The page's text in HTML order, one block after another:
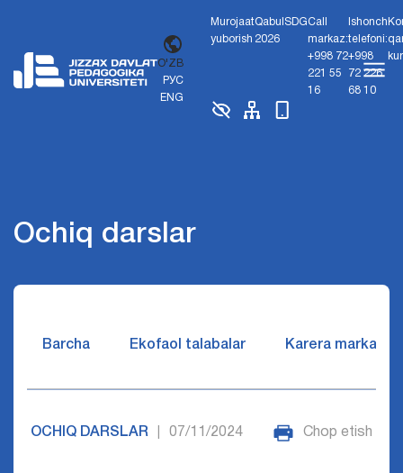
O'ZB
РУС
ENG
Murojaat
yuborish
Qabul
2026
SDGCall
markaz:
+998 72
221 55
16
Ishonch
telefoni:
+998
72 226
68 10
Ochiq darslar
Barcha Ekofaol talabalar Karera markazi
OCHIQ DARSLAR 07/11/2024 Chop etish